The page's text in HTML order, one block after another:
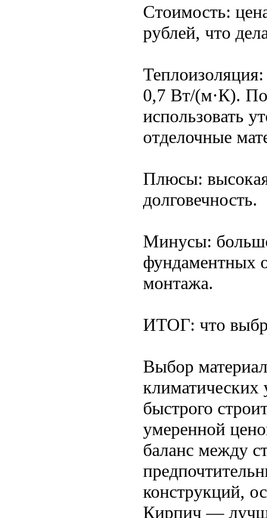
Стоимость:
рублей, что
0,7 Вт/(м·К).
использовать
отделочные
Плюсы:
долговечность.
Минусы:
фундаментных
монтажа.
ИТОГ: что
Выбор
климатических
быстрого
умеренной
баланс между
конструкций,
Кирпич —